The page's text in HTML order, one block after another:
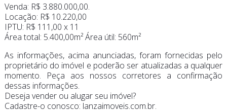
Venda: R$ 3.880.000,00.
Locação: R$ 10.220,00
IPTU: R$ 111,00 x 11
Área total: 5.400,00m² Área útil: 560m²
As informações, acima anunciadas, foram fornecidas pelo
proprietário do imóvel e poderão ser atualizadas a qualquer
momento. Peça aos nossos corretores a confirmação
dessas informações.
Deseja vender ou alugar seu imóvel?
Cadastre-o conosco: lanzaimoveis.com.br.